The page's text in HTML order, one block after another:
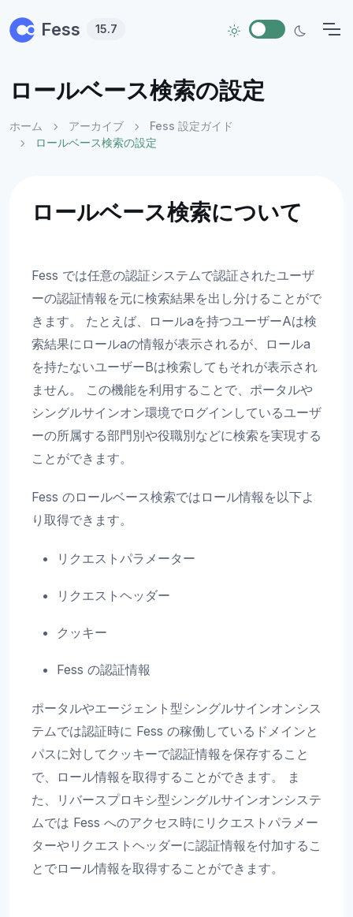
Fess 15.7
ロールベース検索の設定
ホーム アーカイブ
Fess 設定ガイド
ロールベース検索の設定
ロールベース検索について
Fess では任意の認証システムで認証されたユーザ
ーの認証情報を元に検索結果を出し分けることがで
きます。 たとえば、ロールaを持つユーザーAは検
索結果にロールaの情報が表示されるが、ロールa
を持たないユーザーBは検索してもそれが表示され
ません。 この機能を利用することで、ポータルや
シングルサインオン環境でログインしているユーザ
ーの所属する部門別や役職別などに検索を実現する
ことができます。
Fess のロールベース検索ではロール情報を以下よ
り取得できます。
リクエストパラメーター
リクエストヘッダー
クッキー
Fess の認証情報
ポータルやエージェント型シングルサインオンシス
テムでは認証時に Fess の稼働しているドメインと
パスに対してクッキーで認証情報を保存すること
で、ロール情報を取得することができます。 ま
た、リバースプロキシ型シングルサインオンシステ
ムでは Fess へのアクセス時にリクエストパラメー
ターやリクエストヘッダーに認証情報を付加するこ
とでロール情報を取得することができます。